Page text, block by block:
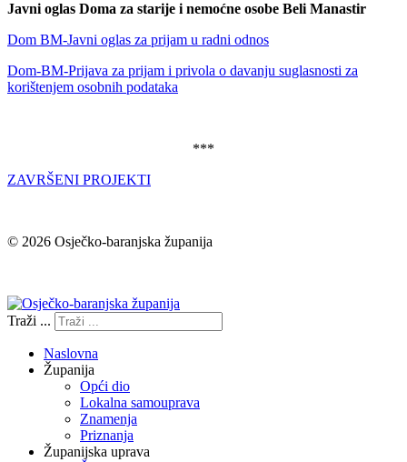
Javni oglas Doma za starije i nemoćne osobe Beli Manastir
Dom BM-Javni oglas za prijam u radni odnos
Dom-BM-Prijava za prijam i privola o davanju suglasnosti za
korištenjem osobnih podataka
***
ZAVRŠENI PROJEKTI
© 2026 Osječko-baranjska županija
Traži ...
Naslovna
Županija
Opći dio
Lokalna samouprava
Znamenja
Priznanja
Županijska uprava